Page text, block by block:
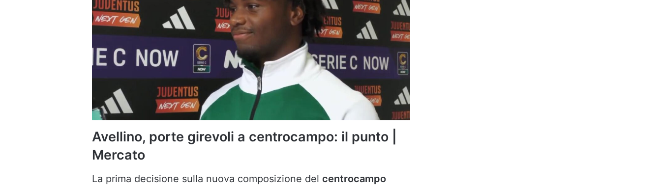
Avellino, porte girevoli a centrocampo: il punto |
Mercato
La prima decisione sulla nuova composizione del centrocampo